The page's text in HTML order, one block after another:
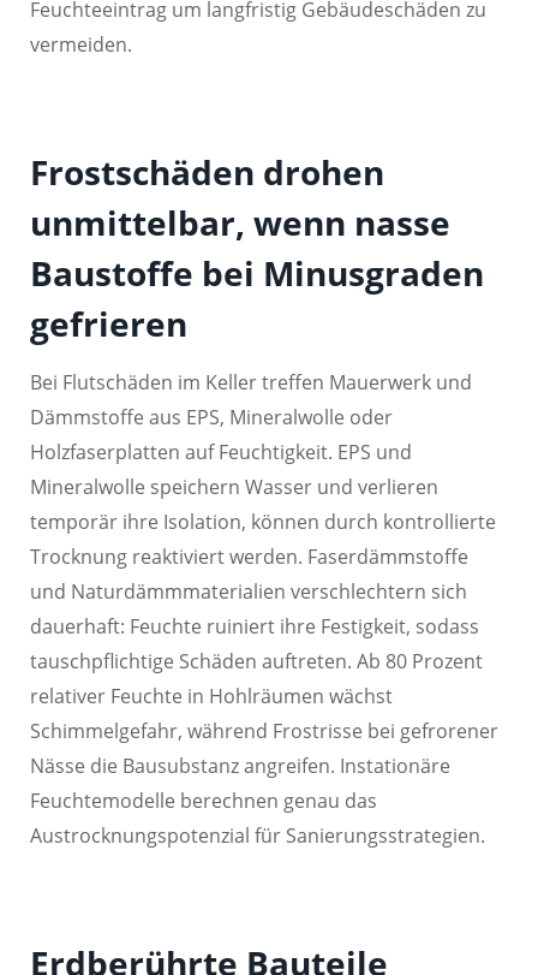
Feuchteeintrag um langfristig Gebäudeschäden zu
vermeiden.
Frostschäden drohen
unmittelbar, wenn nasse
Baustoffe bei Minusgraden
gefrieren
Bei Flutschäden im Keller treffen Mauerwerk und
Dämmstoffe aus EPS, Mineralwolle oder
Holzfaserplatten auf Feuchtigkeit. EPS und
Mineralwolle speichern Wasser und verlieren
temporär ihre Isolation, können durch kontrollierte
Trocknung reaktiviert werden. Faserdämmstoffe
und Naturdämmmaterialien verschlechtern sich
dauerhaft: Feuchte ruiniert ihre Festigkeit, sodass
tauschpflichtige Schäden auftreten. Ab 80 Prozent
relativer Feuchte in Hohlräumen wächst
Schimmelgefahr, während Frostrisse bei gefrorener
Nässe die Bausubstanz angreifen. Instationäre
Feuchtemodelle berechnen genau das
Austrocknungspotenzial für Sanierungsstrategien.
Erdberührte Bauteile